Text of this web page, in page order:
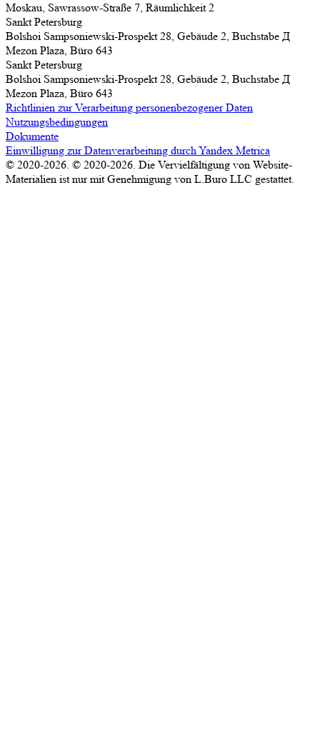
Moskau, Sawrassow-Straße 7, Räumlichkeit 2
Sankt Petersburg
Bolshoi Sampsoniewski-Prospekt 28, Gebäude 2, Buchstabe Д
Mezon Plaza, Büro 643
Sankt Petersburg
Bolshoi Sampsoniewski-Prospekt 28, Gebäude 2, Buchstabe Д
Mezon Plaza, Büro 643
Richtlinien zur Verarbeitung personenbezogener Daten
Nutzungsbedingungen
Dokumente
Einwilligung zur Datenverarbeitung durch Yandex Metrica
© 2020-2026. © 2020-2026. Die Vervielfältigung von Website-
Materialien ist nur mit Genehmigung von L.Buro LLC gestattet.